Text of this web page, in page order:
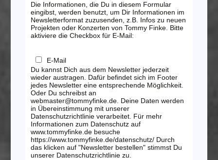
Die Informationen, die Du in diesem Formular
eingibst, werden benutzt, um Dir Informationen im
Newsletterformat zuzusenden, z.B. Infos zu neuen
Projekten oder Konzerten von Tommy Finke. Bitte
aktiviere die Checkbox für E-Mail:
E-Mail
Du kannst Dich aus dem Newsletter jederzeit
wieder austragen. Dafür befindet sich im Footer
jedes Newsletter eine entsprechende Möglichkeit.
Oder Du schreibst an
webmaster@tommyfinke.de. Deine Daten werden
in Übereinstimmung mit unserer
Datenschutzrichtlinie verarbeitet. Für mehr
Informationen zum Datenschutz auf
www.tommyfinke.de besuche
https://www.tommyfinke.de/datenschutz/ Durch
das klicken auf "Newsletter bestellen" stimmst Du
unserer Datenschutzrichtlinie zu.